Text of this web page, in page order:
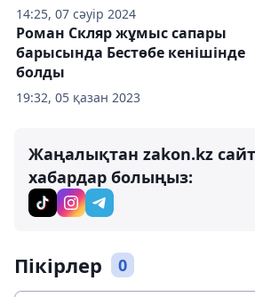
14:25, 07 сәуір 2024
19:32, 05 қазан 2023
Роман Скляр жұмыс сапары
барысында Бестөбе кенішінде
болды
Жаңалықтан zakon.kz
хабардар болыңыз:
Пікірлер 0